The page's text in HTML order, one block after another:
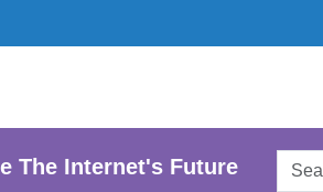
The Internet's Future